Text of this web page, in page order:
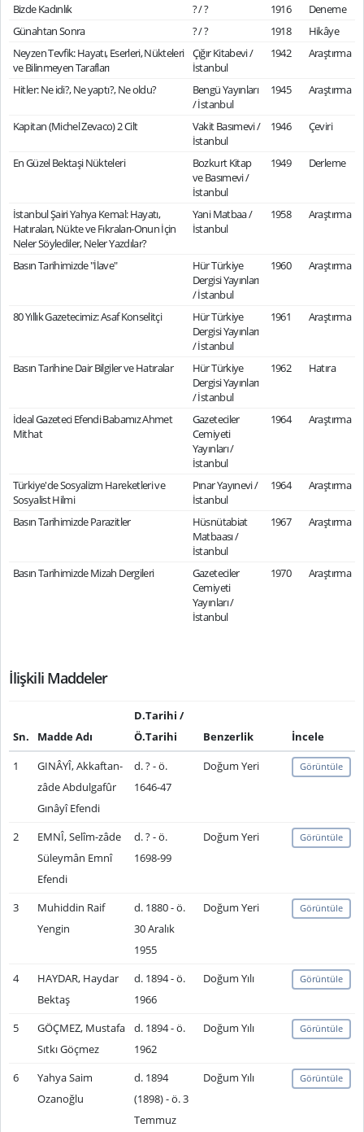
Bizde Kadınlık ? / ? 1916
Deneme
Günahtan Sonra
? / ? 1918
Hikâye
Neyzen Tevfik: Hayatı, Eserleri, Nükteleri
ve Bilinmeyen Tarafları
Çığır Kitabevi /
İstanbul
1942 Araştırma
Hitler: Ne idi?, Ne yaptı?, Ne oldu?
Bengü Yayınları
/ İstanbul
1945 Araştırma
Kapitan (Michel Zevaco) 2 Cilt
Vakit Basımevi /
İstanbul
1946 Çeviri
En Güzel Bektaşi Nükteleri
Bozkurt Kitap
ve Basımevi /
İstanbul
1949 Derleme
İstanbul Şairi Yahya Kemal: Hayatı,
Hatıraları, Nükte ve Fıkraları-Onun İçin
Neler Söylediler, Neler Yazdılar?
Yani Matbaa /
İstanbul
1958 Araştırma
Basın Tarihimizde "İlave"
Hür Türkiye
Dergisi Yayınları
/ İstanbul
1960 Araştırma
80 Yıllık Gazetecimiz: Asaf Konselitçi
Hür Türkiye
Dergisi Yayınları
/ İstanbul
1961 Araştırma
Basın Tarihine Dair Bilgiler ve Hatıralar
Hür Türkiye
Dergisi Yayınları
/ İstanbul
1962 Hatıra
İdeal Gazeteci Efendi Babamız Ahmet
Mithat
Gazeteciler
Cemiyeti
Yayınları /
İstanbul
1964 Araştırma
Türkiye'de Sosyalizm Hareketleri ve
Sosyalist Hilmi
Pınar Yayınevi /
İstanbul
1964 Araştırma
Basın Tarihimizde Parazitler
Hüsnütabiat
Matbaası /
İstanbul
1967 Araştırma
Basın Tarihimizde Mizah Dergileri
Gazeteciler
Cemiyeti
Yayınları /
İstanbul
1970 Araştırma
İlişkili Maddeler
Sn. Madde Adı
D.Tarihi /
Ö.Tarihi
Benzerlik
İncele
1
GINÂYÎ, Akkaftan-
zâde Abdulgafûr
Gınâyî Efendi
d. ? - ö.
1646-47
Doğum Yeri Görüntüle
2
EMNÎ, Selîm-zâde
Süleymân Emnî
Efendi
d. ? - ö.
1698-99
Doğum Yeri Görüntüle
3
Muhiddin Raif
Yengin
d. 1880 - ö.
30 Aralık
1955
Doğum Yeri Görüntüle
4
HAYDAR, Haydar
Bektaş
d. 1894 - ö.
1966
Doğum Yılı Görüntüle
5
GÖÇMEZ, Mustafa
Sıtkı Göçmez
d. 1894 - ö.
1962
Doğum Yılı Görüntüle
6
Yahya Saim
Ozanoğlu
d. 1894
(1898) - ö. 3
Temmuz
Doğum Yılı Görüntüle